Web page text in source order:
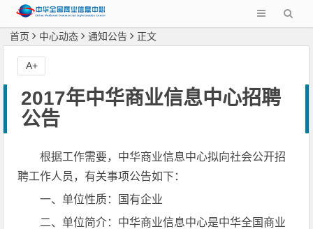
首页 中心动态 通知公告 正文
2017年中华商业信息中心招聘
公告
根据工作需要，中华商业信息中心拟向社会公开招
聘工作人员，有关事项公告如下：
一、单位性质：国有企业
二、单位简介：中华商业信息中心是中华全国商业
A+